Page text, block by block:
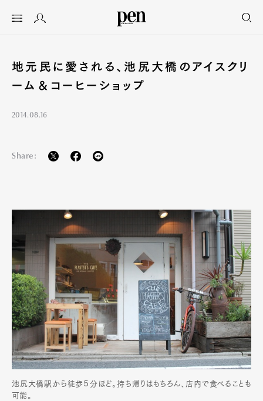
地元民に愛される、池尻大橋のアイスクリ
ーム＆コーヒーショップ
2014.08.16
Share:
池尻大橋駅から徒歩５分ほど。持ち帰りはもちろん、店内で食べることも
可能。